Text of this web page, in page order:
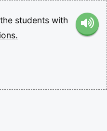
the students with